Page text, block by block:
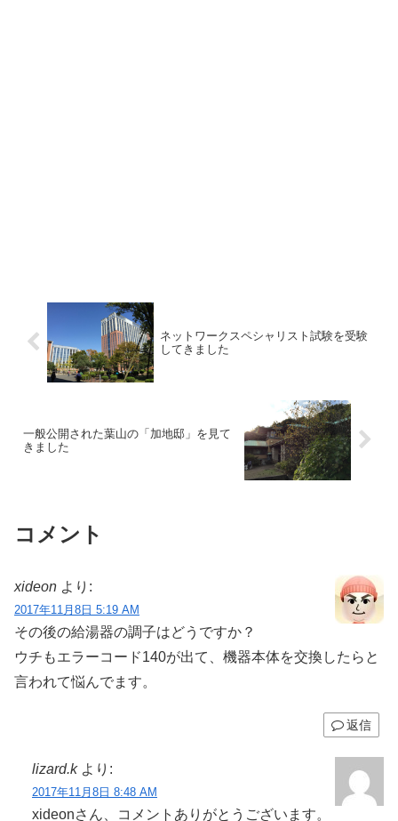
ネットワークスペシャリスト試験を受験
してきました
一般公開された葉山の「加地邸」を見て
きました
コメント
xideon より:
2017年11月8日 5:19 AM
その後の給湯器の調子はどうですか？
ウチもエラーコード140が出て、機器本体を交換したらと
言われて悩んでます。
返信
lizard.k より:
2017年11月8日 8:48 AM
xideonさん、コメントありがとうございます。